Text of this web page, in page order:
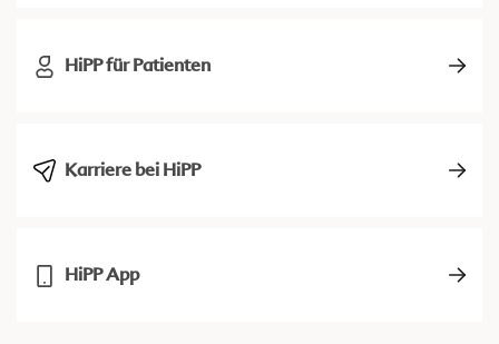
HiPP für Patienten
Karriere bei HiPP
HiPP App